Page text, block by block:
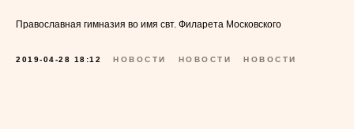
Православная гимназия во имя свт. Филарета Московского
2019-04-28 18:12 НОВОСТИ НОВОСТИ НОВОСТИ